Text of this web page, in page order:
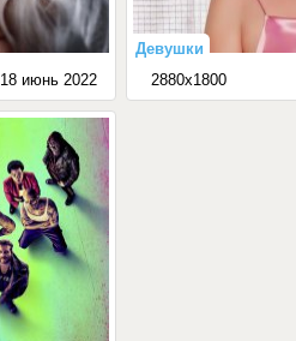
18 июнь 2022
Девушки
2880x1800